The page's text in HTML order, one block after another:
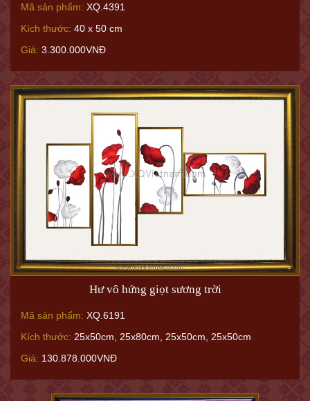
Mã sản phẩm: XQ.4391
Kích thước: 40 x 50 cm
Giá: 3.300.000VNĐ
Hư vô hứng giọt sương trời
Mã sản phẩm: XQ.6191
Kích thước: 25x50cm, 25x80cm, 25x50cm, 25x50cm
Giá: 130.878.000VNĐ